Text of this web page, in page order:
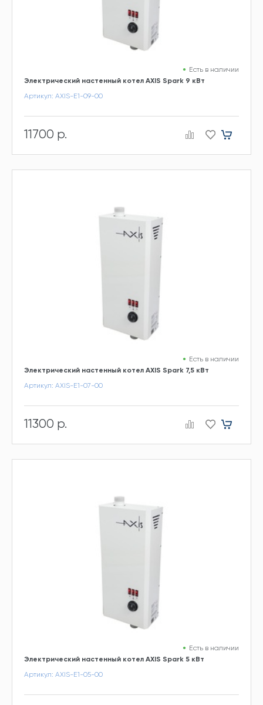
Есть в наличии
Электрический настенный котел AXIS Spark 9 кВт
Артикул: AXIS-E1-09-00
11700 р.
Есть в наличии
Электрический настенный котел AXIS Spark 7,5 кВт
Артикул: AXIS-E1-07-00
11300 р.
Есть в наличии
Электрический настенный котел AXIS Spark 5 кВт
Артикул: AXIS-E1-05-00